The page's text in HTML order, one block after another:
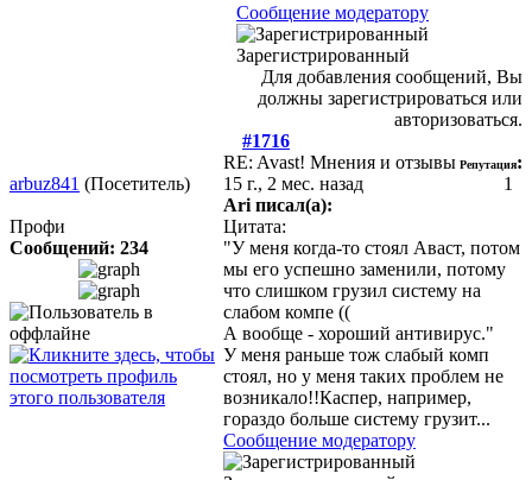
Сообщение модератору
Зарегистрированный
Для добавления сообщений, Вы
должны зарегистрироваться или
авторизоваться.
#1716
arbuz841 (Посетитель)
Профи
Сообщений: 234
RE: Avast! Мнения и отзывы
15 г., 2 мес. назад
Репутация:
1
Ari писал(а):
Цитата:
"У меня когда-то стоял Аваст, потом
мы его успешно заменили, потому
что слишком грузил систему на
слабом компе ((
А вообще - хороший антивирус."
У меня раньше тож слабый комп
стоял, но у меня таких проблем не
возникало!!Каспер, например,
гораздо больше систему грузит...
Сообщение модератору